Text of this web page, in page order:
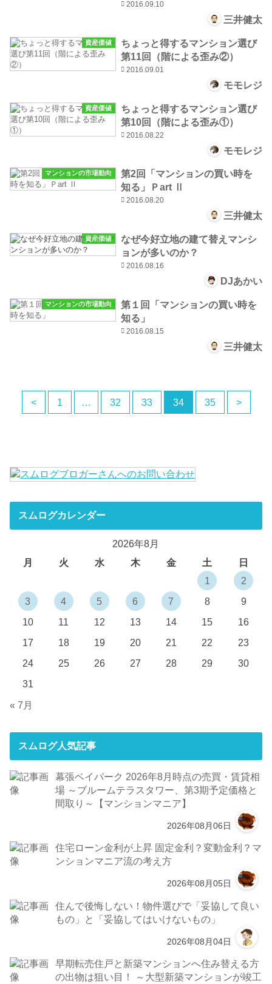
2016.09.10
三井健太
資産価値
ちょっと得するマンション選び
第11回（階による歪み②）
2016.09.01
モモレジ
資産価値
ちょっと得するマンション選び
第10回（階による歪み①）
2016.08.22
モモレジ
マンションの市場動向
第2回「マンションの買い時を
知る」Ｐart Ⅱ
2016.08.20
三井健太
資産価値
なぜ今好立地の建て替えマンシ
ョンが多いのか？
2016.08.16
DJあかい
マンションの市場動向
第１回「マンションの買い時を
知る」
2016.08.15
三井健太
< 1 … 32 33 34 35 >
スムログカレンダー
2026年8月
月
火 水 木 金 土
日
1
2
3
4 5 6 7 8
9
10
11 12 13 14 15
16
17
18 19 20 21 22
23
24
25 26 27 28 29
30
31
« 7月
スムログ人気記事
幕張ベイパーク 2026年8月時点の売買・賃貸相
場 ～ブルームテラスタワー、第3期予定価格と
間取り～【マンションマニア】
2026年08月06日
住宅ローン金利が上昇 固定金利？変動金利？マ
ンションマニア流の考え方
2026年08月05日
住んで後悔しない！物件選びで「妥協して良い
もの」と「妥協してはいけないもの」
2026年08月04日
早期転売住戸と新築マンションへ住み替える方
の出物は狙い目！ ～大型新築マンションが竣工